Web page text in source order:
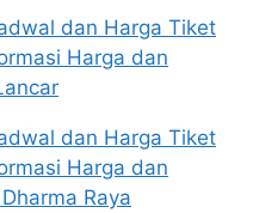
dan Harga Tiket
Harga dan
dan Harga Tiket
Harga dan
Raya